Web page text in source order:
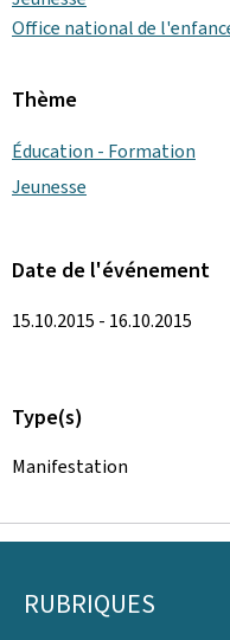
Office national de
Thème
Éducation - Formation
Jeunesse
Date de l'événement
15.10.2015 - 16.10.2015
Type(s)
Manifestation
Pied
RUBRIQUES